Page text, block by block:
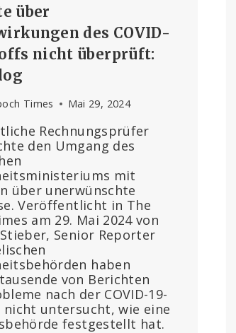
über
des COVID-
nicht überprüft:
Times Mai 29, 2024
Rechnungsprüfer
den Umgang des
mit
über unerwünschte
Veröffentlicht in The
am 29. Mai 2024 von
Senior Reporter
haben
von Berichten
nach der COVID-19-
nicht untersucht, wie eine
festgestellt hat.